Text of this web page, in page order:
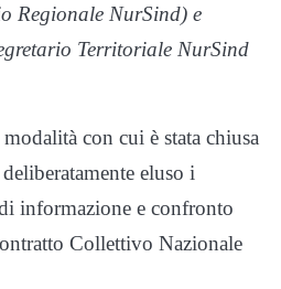
Regionale NurSind) e
Territoriale NurSind
con cui è stata chiusa
eluso i
informazione e confronto
Collettivo Nazionale